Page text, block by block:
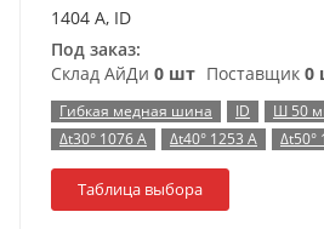
1404 А, ID
Под заказ:
Склад АйДи 0 шт Поставщик 0
Гибкая медная шина ID Ш 50
Δt30° 1076 А
Δt40° 1253 А Δt50°
Таблица выбора